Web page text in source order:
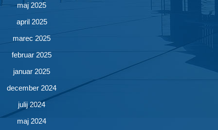
maj 2025
april 2025
marec 2025
februar 2025
januar 2025
december 2024
julij 2024
maj 2024